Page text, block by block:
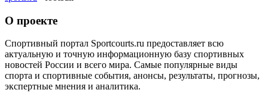
О проекте
Спортивный портал Sportcourts.ru предоставляет всю
актуальную и точную информационную базу спортивных
новостей России и всего мира. Самые популярные виды
спорта и спортивные события, анонсы, результаты, прогнозы,
экспертные мнения и аналитика.